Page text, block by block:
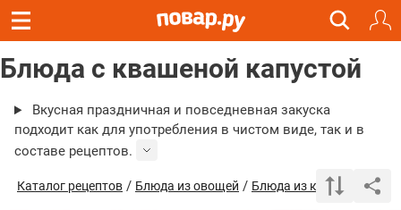
Блюда с квашеной капустой
Вкусная праздничная и повседневная закуска
подходит как для употребления в чистом виде, так и в
составе рецептов.
Каталог рецептов / Блюда из овощей / Блюда из капусты /